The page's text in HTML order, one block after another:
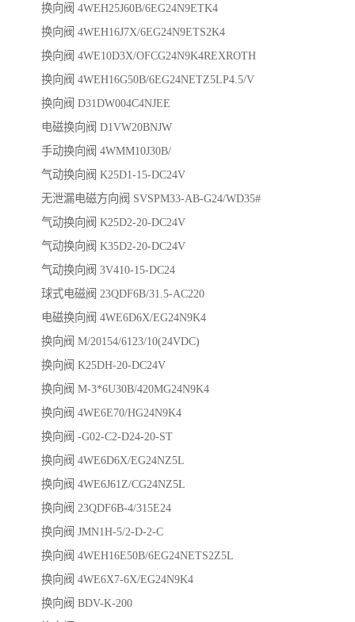
换向阀 4WEH25J60B/6EG24N9ETK4
换向阀 4WEH16J7X/6EG24N9ETS2K4
换向阀 4WE10D3X/OFCG24N9K4REXROTH
换向阀 4WEH16G50B/6EG24NETZ5LP4.5/V
换向阀 D31DW004C4NJEE
电磁换向阀 D1VW20BNJW
手动换向阀 4WMM10J30B/
气动换向阀 K25D1-15-DC24V
无泄漏电磁方向阀 SVSPM33-AB-G24/WD35#
气动换向阀 K25D2-20-DC24V
气动换向阀 K35D2-20-DC24V
气动换向阀 3V410-15-DC24
球式电磁阀 23QDF6B/31.5-AC220
电磁换向阀 4WE6D6X/EG24N9K4
换向阀 M/20154/6123/10(24VDC)
换向阀 K25DH-20-DC24V
换向阀 M-3*6U30B/420MG24N9K4
换向阀 4WE6E70/HG24N9K4
换向阀 -G02-C2-D24-20-ST
换向阀 4WE6D6X/EG24NZ5L
换向阀 4WE6J61Z/CG24NZ5L
换向阀 23QDF6B-4/315E24
换向阀 JMN1H-5/2-D-2-C
换向阀 4WEH16E50B/6EG24NETS2Z5L
换向阀 4WE6X7-6X/EG24N9K4
换向阀 BDV-K-200